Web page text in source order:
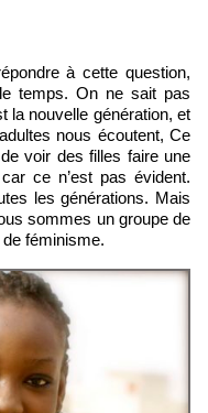
à cette question,
temps. On ne sait pas
la nouvelle génération, et
nous écoutent, Ce
voir des filles faire une
ce n’est pas évident.
les générations. Mais
sommes un groupe de
féminisme.